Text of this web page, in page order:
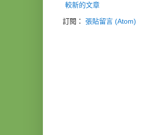
較新的文章
訂閱： 張貼留言 (Atom)